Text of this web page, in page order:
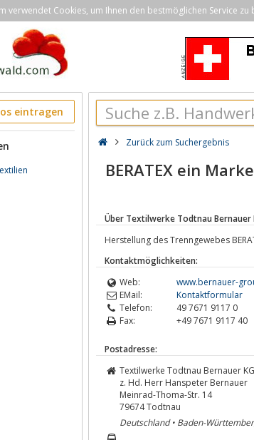
verwendet Cookies, um Ihnen den bestmöglichen Service
eintragen
Zurück zum Suchergebnis
BERATEX ein
Über Textilwerke Todtnau Bernauer
Herstellung des Trenngewebes
Kontaktmöglichkeiten:
Web:
www.bernauer-
EMail:
Kontaktformular
Telefon:
49 7671 9117 0
Fax:
+49 7671 9117 40
Postadresse:
Textilwerke Todtnau Bernauer KG
z. Hd. Herr Hanspeter Bernauer
Meinrad-Thoma-Str. 14
79674Todtnau
Deutschland • Baden-